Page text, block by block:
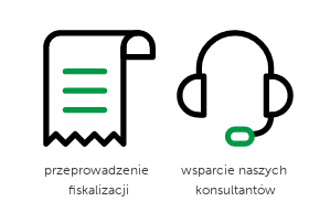
przeprowadzenie
fiskalizacji
wsparcie naszych
konsultantów